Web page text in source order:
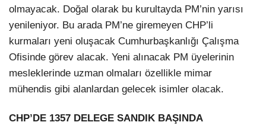
olmayacak. Doğal olarak bu kurultayda PM’nin yarısı
yenileniyor. Bu arada PM’ne giremeyen CHP’li
kurmaları yeni oluşacak Cumhurbaşkanlığı Çalışma
Ofisinde görev alacak. Yeni alınacak PM üyelerinin
mesleklerinde uzman olmaları özellikle mimar
mühendis gibi alanlardan gelecek isimler olacak.
CHP’DE 1357 DELEGE SANDIK BAŞINDA